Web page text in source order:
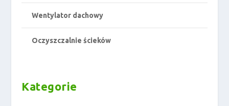
Wentylator dachowy
Oczyszczalnie ścieków
Kategorie